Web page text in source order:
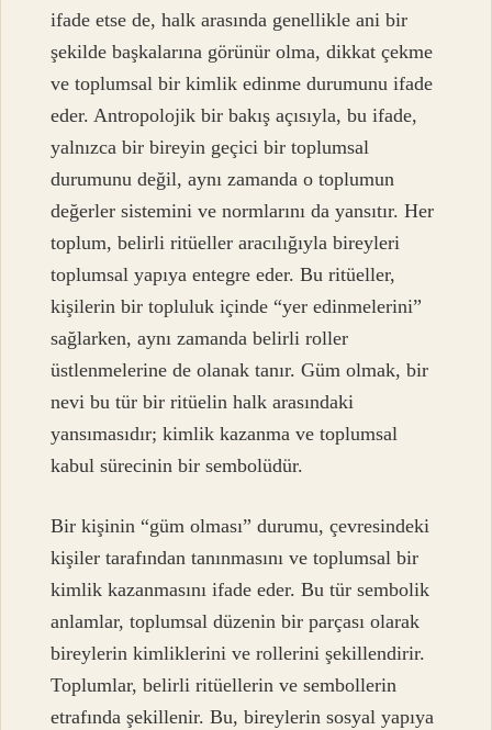
ifade etse de, halk arasında genellikle ani bir
şekilde başkalarına görünür olma, dikkat çekme
ve toplumsal bir kimlik edinme durumunu ifade
eder. Antropolojik bir bakış açısıyla, bu ifade,
yalnızca bir bireyin geçici bir toplumsal
durumunu değil, aynı zamanda o toplumun
değerler sistemini ve normlarını da yansıtır. Her
toplum, belirli ritüeller aracılığıyla bireyleri
toplumsal yapıya entegre eder. Bu ritüeller,
kişilerin bir topluluk içinde “yer edinmelerini”
sağlarken, aynı zamanda belirli roller
üstlenmelerine de olanak tanır. Güm olmak, bir
nevi bu tür bir ritüelin halk arasındaki
yansımasıdır; kimlik kazanma ve toplumsal
kabul sürecinin bir sembolüdür.
Bir kişinin “güm olması” durumu, çevresindeki
kişiler tarafından tanınmasını ve toplumsal bir
kimlik kazanmasını ifade eder. Bu tür sembolik
anlamlar, toplumsal düzenin bir parçası olarak
bireylerin kimliklerini ve rollerini şekillendirir.
Toplumlar, belirli ritüellerin ve sembollerin
etrafında şekillenir. Bu, bireylerin sosyal yapıya